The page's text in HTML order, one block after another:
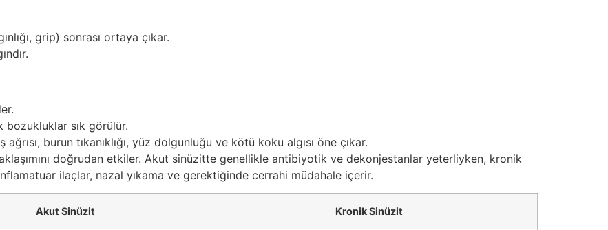
grip) sonrası ortaya çıkar.
sık görülür.
burun tıkanıklığı, yüz dolgunluğu ve kötü koku algısı öne çıkar.
doğrudan etkiler. Akut sinüzitte genellikle antibiyotik ve dekonjestanlar yeterliyken, kronik
ilaçlar, nazal yıkama ve gerektiğinde cerrahi müdahale içerir.
Akut Sinüzit Kronik Sinüzit